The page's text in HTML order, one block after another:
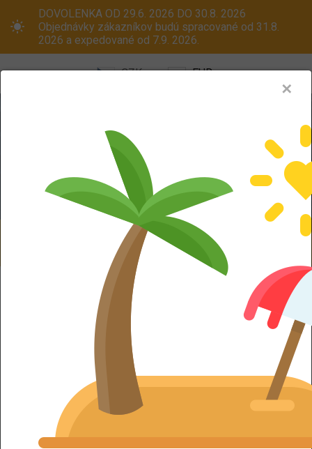
DOVOLENKA OD 29.6. 2026 DO 30.8. 2026
Objednávky zákazníkov budú spracované od 31.8.
2026 a expedované od 7.9. 2026.
CZK EUR
Menu
Oceľové disky ALU kola
Dodáváme aj na Slovensko! Platcom
DPH dodáme tovar bez DPH.
Osobné a SUV
MICHELIN PILOT SPORT 4S
275/35 R19 100Y
✕